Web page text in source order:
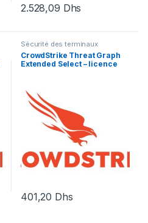
2.528,09 Dhs
Sécurité des terminaux
CrowdStrike Threat Graph
Extended Select – licence
401,20 Dhs